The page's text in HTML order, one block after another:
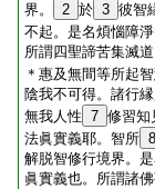
界。
2 於 3 彼智
不起。是名煩惱障
所謂四聖諦苦集滅
＊惠及無間等所起
陰我不可得。諸行
無我人性 7 修習知
法眞實義耶。智所 8
解脱智修行境界。
眞實義也。所謂諸